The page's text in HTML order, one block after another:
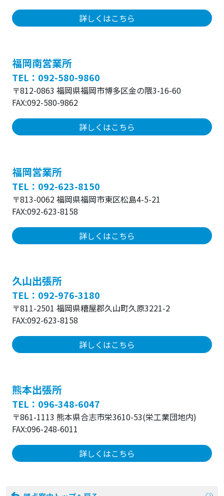
詳しくはこちら
福岡南営業所
TEL：092-580-9860
〒812-0863 福岡県福岡市博多区金の隈3-16-60
FAX:092-580-9862
詳しくはこちら
福岡営業所
TEL：092-623-8150
〒813-0062 福岡県福岡市東区松島4-5-21
FAX:092-623-8158
詳しくはこちら
久山出張所
TEL：092-976-3180
〒811-2501 福岡県糟屋郡久山町久原3221-2
FAX:092-623-8158
詳しくはこちら
熊本出張所
TEL：096-348-6047
〒861-1113 熊本県合志市栄3610-53(栄工業団地内)
FAX:096-248-6011
詳しくはこちら